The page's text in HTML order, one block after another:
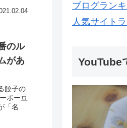
のル
があ
餃子の
ボー豆
「名
ブログラン
人気サイト
YouTube